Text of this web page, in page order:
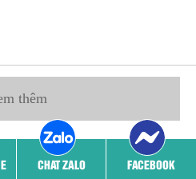
thêm
CHAT ZALO FACEBOOK